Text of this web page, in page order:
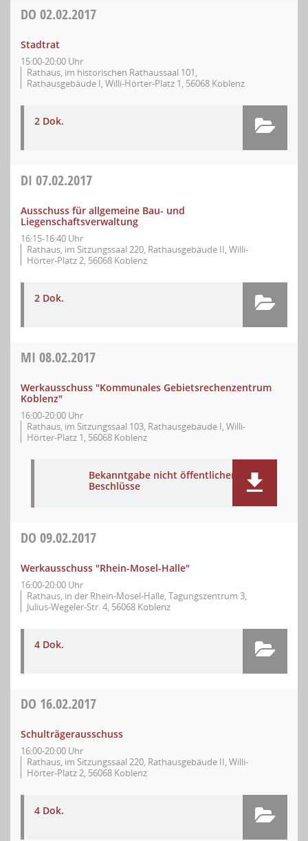
DO 02.02.2017
Stadtrat
15:00-20:00 Uhr
Rathaus, im historischen Rathaussaal 101,
Rathausgebäude I, Willi-Hörter-Platz 1, 56068 Koblenz
2 Dok.
DI 07.02.2017
Ausschuss für allgemeine Bau- und
Liegenschaftsverwaltung
16:15-16:40 Uhr
Rathaus, im Sitzungssaal 220, Rathausgebäude II, Willi-
Hörter-Platz 2, 56068 Koblenz
2 Dok.
MI 08.02.2017
Werkausschuss "Kommunales Gebietsrechenzentrum
Koblenz"
16:00-20:00 Uhr
Rathaus, im Sitzungssaal 103, Rathausgebäude I, Willi-
Hörter-Platz 1, 56068 Koblenz
Bekanntgabe nicht öffentlicher
Beschlüsse
DO 09.02.2017
Werkausschuss "Rhein-Mosel-Halle"
16:00-20:00 Uhr
Rathaus, in der Rhein-Mosel-Halle, Tagungszentrum 3,
Julius-Wegeler-Str. 4, 56068 Koblenz
4 Dok.
DO 16.02.2017
Schulträgerausschuss
16:00-20:00 Uhr
Rathaus, im Sitzungssaal 220, Rathausgebäude II, Willi-
Hörter-Platz 2, 56068 Koblenz
4 Dok.